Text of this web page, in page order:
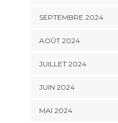
SEPTEMBRE 2024
AOÛT 2024
JUILLET 2024
JUIN 2024
MAI 2024